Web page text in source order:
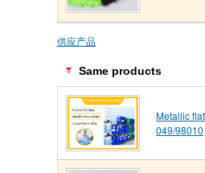
供应产品
Same products
Metallic
049/98010